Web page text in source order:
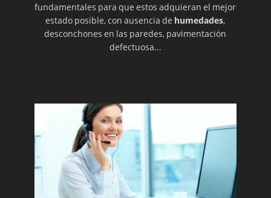
fundamentales para que estos adquieran el mejor
estado posible, con ausencia de humedades,
desconchones en las paredes, pavimentación
defectuosa...